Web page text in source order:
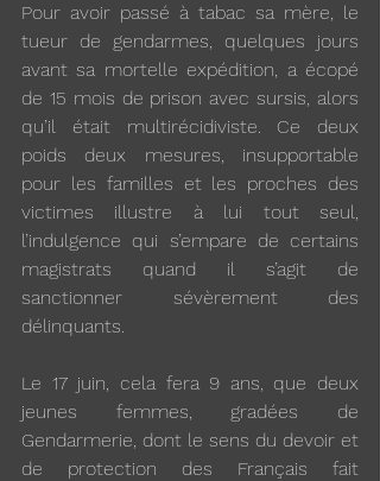
Pour avoir passé à tabac sa mère, le
tueur de gendarmes, quelques jours
avant sa mortelle expédition, a écopé
de 15 mois de prison avec sursis, alors
qu’il était multirécidiviste. Ce deux
poids deux mesures, insupportable
pour les familles et les proches des
victimes illustre à lui tout seul,
l’indulgence qui s’empare de certains
magistrats quand il s’agit de
sanctionner sévèrement des
délinquants.
Le 17 juin, cela fera 9 ans, que deux
jeunes femmes, gradées de
Gendarmerie, dont le sens du devoir et
de protection des Français fait